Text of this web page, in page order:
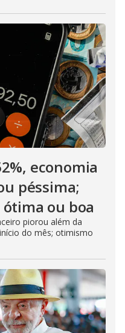
economia
péssima;
ou boa
piorou além da
do mês; otimismo